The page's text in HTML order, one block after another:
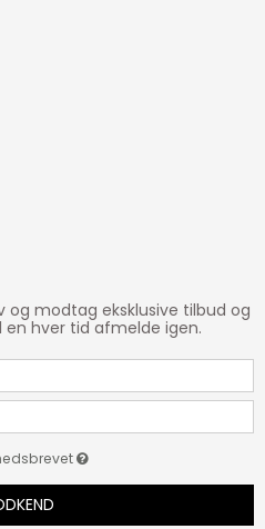
og modtag eksklusive tilbud og
en hver tid afmelde igen.